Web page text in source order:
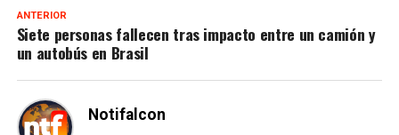
ANTERIOR
Siete personas fallecen tras impacto entre un camión y
un autobús en Brasil
Notifalcon